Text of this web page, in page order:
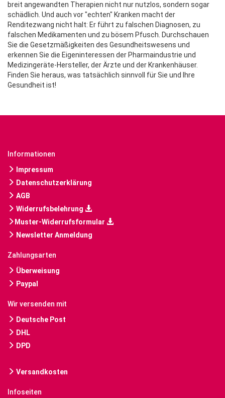
breit angewandten Therapien nicht nur nutzlos, sondern sogar
schädlich. Und auch vor "echten" Kranken macht der
Renditezwang nicht halt: Er führt zu falschen Diagnosen, zu
falschen Medikamenten und zu bösem Pfusch. Durchschauen
Sie die Gesetzmäßigkeiten des Gesundheitswesens und
erkennen Sie die Eigeninteressen der Pharmaindustrie und
Medizingeräte-Hersteller, der Ärzte und der Krankenhäuser.
Finden Sie heraus, was tatsächlich sinnvoll für Sie und Ihre
Gesundheit ist!
Informationen
Impressum
Datenschutzerklärung
AGB
Widerrufsbelehrung
Muster-Widerrufsformular
Newsletter Anmeldung
Zahlungsarten
Überweisung
Paypal
Wir versenden mit
Deutsche Post
DHL
DPD
Versandkosten
Infoseiten